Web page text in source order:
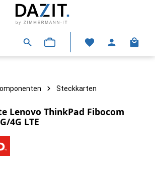
Steckkarten
Lenovo ThinkPad Fibocom
4G LTE